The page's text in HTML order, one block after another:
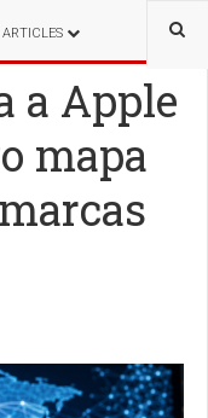
ARTICLES
a Apple
mapa